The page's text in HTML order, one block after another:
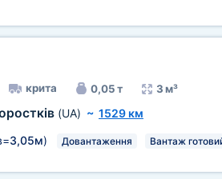
крита 0,05 т 3 м³
(UA) ~ 1529 км
3,05м) Довантаження Вантаж